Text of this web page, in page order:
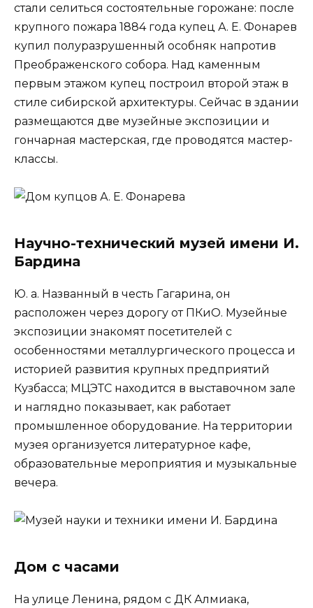
стали селиться состоятельные горожане: после
крупного пожара 1884 года купец А. Е. Фонарев
купил полуразрушенный особняк напротив
Преображенского собора. Над каменным
первым этажом купец построил второй этаж в
стиле сибирской архитектуры. Сейчас в здании
размещаются две музейные экспозиции и
гончарная мастерская, где проводятся мастер-
классы.
Научно-технический музей имени И.
Бардина
Ю. а. Названный в честь Гагарина, он
расположен через дорогу от ПКиО. Музейные
экспозиции знакомят посетителей с
особенностями металлургического процесса и
историей развития крупных предприятий
Кузбасса; МЦЭТС находится в выставочном зале
и наглядно показывает, как работает
промышленное оборудование. На территории
музея организуется литературное кафе,
образовательные мероприятия и музыкальные
вечера.
Дом с часами
На улице Ленина, рядом с ДК Алмиака,